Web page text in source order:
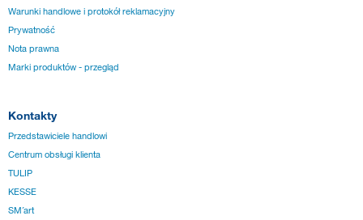
Warunki handlowe i protokół reklamacyjny
Prywatność
Nota prawna
Marki produktów - przegląd
Kontakty
Przedstawiciele handlowi
Centrum obsługi klienta
TULIP
KESSE
SM´art